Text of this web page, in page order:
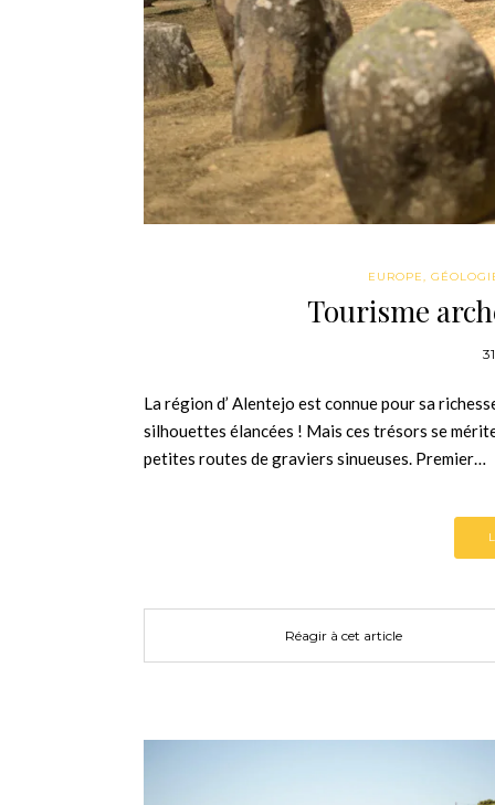
EUROPE,
Tourisme
La région d’ Alentejo est connue pour sa
silhouettes élancées ! Mais ces trésors se
petites routes de graviers sinueuses. Premier…
Réagir à cet article